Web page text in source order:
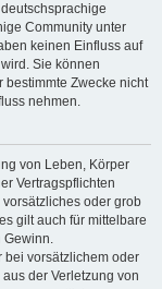
Community unter
keinen Einfluss auf
Sie können
bestimmte Zwecke nicht
nehmen.
von Leben, Körper
Vertragspflichten
oder grob
gilt auch für mittelbare
bei vorsätzlichem oder
der Verletzung von